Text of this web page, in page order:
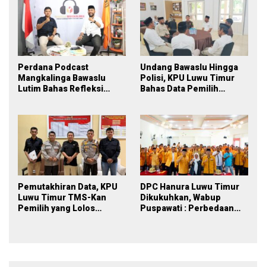
Perdana Podcast
Mangkalinga Bawaslu
Lutim Bahas Refleksi
Undang Bawaslu Hingga
Polisi, KPU Luwu Timur
Bahas Data Pemilih
Pemutakhiran Data, KPU
Luwu Timur TMS-Kan
Pemilih yang Lolos
DPC Hanura Luwu Timur
Dikukuhkan, Wabup
Puspawati : Perbedaan